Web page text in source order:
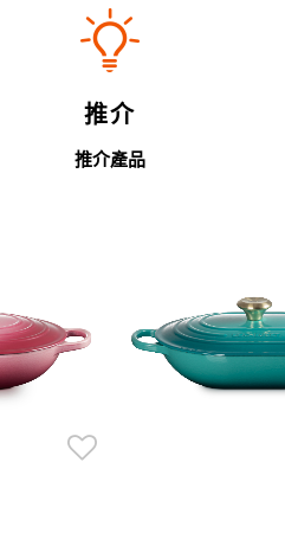
推介
推介產品